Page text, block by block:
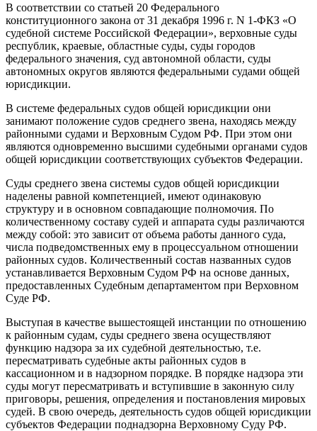
В соответствии со статьей 20 Федерального
конституционного закона от 31 декабря 1996 г. N 1-ФКЗ «О
судебной системе Российской Федерации», верховные суды
республик, краевые, областные суды, суды городов
федерального значения, суд автономной области, суды
автономных округов являются федеральными судами общей
юрисдикции.
В системе федеральных судов общей юрисдикции они
занимают положение судов среднего звена, находясь между
районными судами и Верховным Судом РФ. При этом они
являются одновременно высшими судебными органами судов
общей юрисдикции соответствующих субъектов Федерации.
Суды среднего звена системы судов общей юрисдикции
наделены равной компетенцией, имеют одинаковую
структуру и в основном совпадающие полномочия. По
количественному составу судей и аппарата суды различаются
между собой: это зависит от объема работы данного суда,
числа подведомственных ему в процессуальном отношении
районных судов. Количественный состав названных судов
устанавливается Верховным Судом РФ на основе данных,
предоставленных Судебным департаментом при Верховном
Суде РФ.
Выступая в качестве вышестоящей инстанции по отношению
к районным судам, суды среднего звена осуществляют
функцию надзора за их судебной деятельностью, т.е.
пересматривать судебные акты районных судов в
кассационном и в надзорном порядке. В порядке надзора эти
суды могут пересматривать и вступившие в законную силу
приговоры, решения, определения и постановления мировых
судей. В свою очередь, деятельность судов общей юрисдикции
субъектов Федерации поднадзорна Верховному Суду РФ.